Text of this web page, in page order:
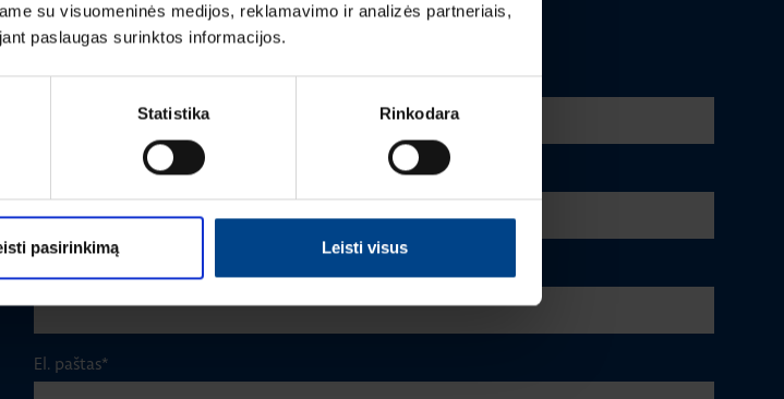
su visuomeninės medijos, reklamavimo ir analizės partneriais,
paslaugas surinktos informacijos.
Statistika Rinkodara
pasirinkimą Leisti visus
Vardas*
El. paštas*